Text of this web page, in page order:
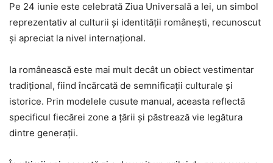
Pe 24 iunie este celebrată Ziua Universală a Iei, un simbol
reprezentativ al culturii și identității românești, recunoscut
și apreciat la nivel internațional.
Ia românească este mai mult decât un obiect vestimentar
tradițional, fiind încărcată de semnificații culturale și
istorice. Prin modelele cusute manual, aceasta reflectă
specificul fiecărei zone a țării și păstrează vie legătura
dintre generații.